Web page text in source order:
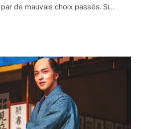
de mauvais choix passés. Si…